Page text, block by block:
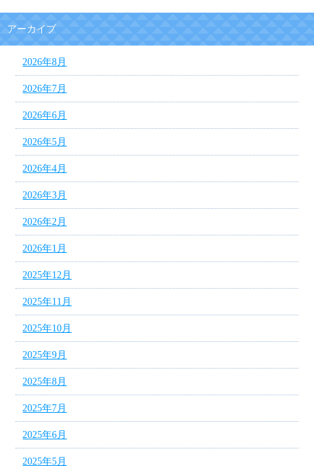
アーカイブ
2026年8月
2026年7月
2026年6月
2026年5月
2026年4月
2026年3月
2026年2月
2026年1月
2025年12月
2025年11月
2025年10月
2025年9月
2025年8月
2025年7月
2025年6月
2025年5月